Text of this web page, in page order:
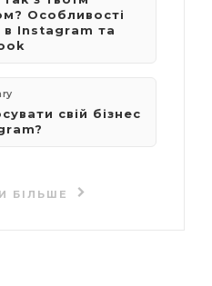
Особливості
в Instagram та
свій бізнес
БІЛЬШЕ